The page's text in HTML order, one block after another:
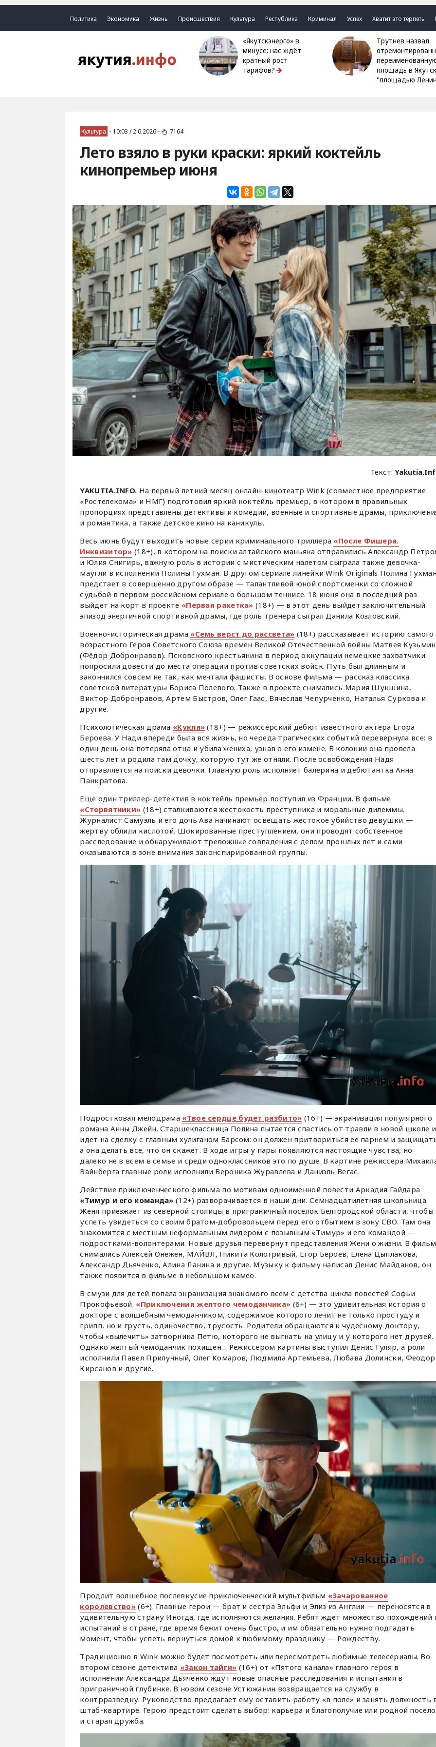
Политика Экономика Жизнь Происшествия Культура Республика Криминал Успех Хватит это терпеть
«Якутскэнерго» в
минусе: нас ждёт
кратный рост
тарифов?
Трутнев назвал
площадь в
"площадью
Культура • 10:03 / 2.6.2026 • 7164
Лето взяло в руки краски: яркий коктейль
кинопремьер июня
Текст:
YAKUTIA.INFO. На первый летний месяц онлайн-кинотеатр Wink (совместное предприятие
«Ростелекома» и НМГ) подготовил яркий коктейль премьер, в котором в правильных
пропорциях представлены детективы и комедии, военные и спортивные драмы,
и романтика, а также детское кино на каникулы.
Весь июнь будут выходить новые серии криминального триллера «После Фишера.
Инквизитор» (18+), в котором на поиски алтайского маньяка отправились Александр
и Юлия Снигирь, важную роль в истории с мистическим налетом сыграла также девочка-
маугли в исполнении Полины Гухман. В другом сериале линейки Wink Originals Полина Гухман
предстает в совершенно другом образе — талантливой юной спортсменки со сложной
судьбой в первом российском сериале о большом теннисе. 18 июня она в последний раз
выйдет на корт в проекте «Первая ракетка» (18+) — в этот день выйдет заключительный
эпизод энергичной спортивной драмы, где роль тренера сыграл Данила Козловский.
Военно-историческая драма «Семь верст до рассвета» (18+) рассказывает историю самого
возрастного Героя Советского Союза времен Великой Отечественной войны Матвея
(Фёдор Добронравов). Псковского крестьянина в период оккупации немецкие захватчики
попросили довести до места операции против советских войск. Путь был длинным и
закончился совсем не так, как мечтали фашисты. В основе фильма — рассказ классика
советской литературы Бориса Полевого. Также в проекте снимались Мария Шукшина,
Виктор Добронравов, Артем Быстров, Олег Гаас, Вячеслав Чепурченко, Наталья Суркова и
другие.
Психологическая драма «Кукла» (18+) — режиссерский дебют известного актера Егора
Бероева. У Нади впереди была вся жизнь, но череда трагических событий перевернула все: в
один день она потеряла отца и убила жениха, узнав о его измене. В колонии она провела
шесть лет и родила там дочку, которую тут же отняли. После освобождения Надя
отправляется на поиски девочки. Главную роль исполняет балерина и дебютантка Анна
Панкратова.
Еще один триллер-детектив в коктейль премьер поступил из Франции. В фильме
«Стервятники» (18+) сталкиваются жестокость преступника и моральные дилеммы.
Журналист Самуэль и его дочь Ава начинают освещать жестокое убийство девушки —
жертву облили кислотой. Шокированные преступлением, они проводят собственное
расследование и обнаруживают тревожные совпадения с делом прошлых лет и сами
оказываются в зоне внимания законспирированной группы.
Подростковая мелодрама «Твое сердце будет разбито» (16+) — экранизация популярного
романа Анны Джейн. Старшеклассница Полина пытается спастись от травли в новой школе и
идет на сделку с главным хулиганом Барсом: он должен притвориться ее парнем и
а она делать все, что он скажет. В ходе игры у пары появляются настоящие чувства, но
далеко не в всем в семье и среди одноклассников это по душе. В картине режиссера
Вайнберга главные роли исполнили Вероника Журавлева и Даниэль Вегас.
Действие приключенческого фильма по мотивам одноименной повести Аркадия Гайдара
«Тимур и его команда» (12+) разворачивается в наши дни. Семнадцатилетняя школьница
Женя приезжает из северной столицы в приграничный поселок Белгородской области, чтобы
успеть увидеться со своим братом-добровольцем перед его отбытием в зону СВО. Там она
знакомится с местным неформальным лидером с позывным «Тимур» и его командой —
подростками-волонтерами. Новые друзья перевернут представления Жени о жизни. В
снимались Алексей Онежен, МАЙВЛ, Никита Кологривый, Егор Бероев, Елена Цыплакова,
Александр Дьяченко, Алина Ланина и другие. Музыку к фильму написал Денис Майданов, он
также появится в фильме в небольшом камео.
В смузи для детей попала экранизация знакомого всем с детства цикла повестей Софьи
Прокофьевой. «Приключения желтого чемоданчика» (6+) — это удивительная история о
докторе с волшебным чемоданчиком, содержимое которого лечит не только простуду и
грипп, но и грусть, одиночество, трусость. Родители обращаются к чудесному доктору,
чтобы «вылечить» затворника Петю, которого не выгнать на улицу и у которого нет друзей.
Однако желтый чемоданчик похищен… Режиссером картины выступил Денис Гуляр, а роли
исполнили Павел Прилучный, Олег Комаров, Людмила Артемьева, Любава Долински, Феодор
Кирсанов и другие.
Продлит волшебное послевкусие приключенческий мультфильм «Зачарованное
королевство» (6+). Главные герои — брат и сестра Эльфи и Элиз из Англии — переносятся в
удивительную страну Иногда, где исполняются желания. Ребят ждет множество похождений
испытаний в стране, где время бежит очень быстро, и им обязательно нужно подгадать
момент, чтобы успеть вернуться домой к любимому празднику — Рождеству.
Традиционно в Wink можно будет посмотреть или пересмотреть любимые телесериалы. Во
втором сезоне детектива «Закон тайги» (16+) от «Пятого канала» главного героя в
исполнении Александра Дьяченко ждут новые опасные расследования и испытания в
приграничной глубинке. В новом сезоне Устюжанин возвращается на службу в
контрразведку. Руководство предлагает ему оставить работу «в поле» и занять должность
штаб-квартире. Герою предстоит сделать выбор: карьера и благополучие или родной
и старая дружба.